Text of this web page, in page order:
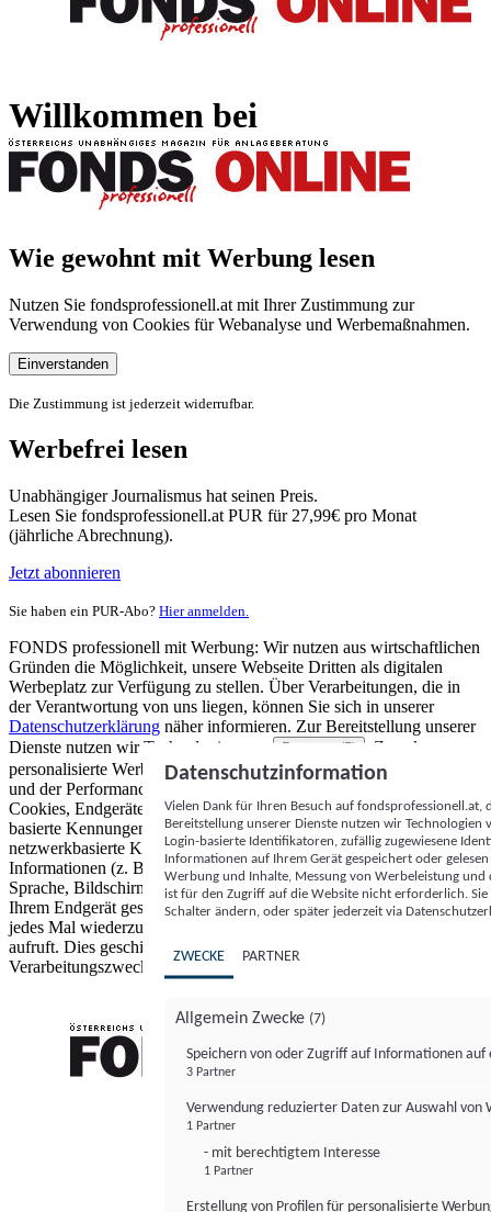
Willkommen bei
Wie gewohnt mit Werbung lesen
Nutzen Sie fondsprofessionell.at mit Ihrer Zustimmung zur
Verwendung von Cookies für Webanalyse und Werbemaßnahmen.
Einverstanden
Die Zustimmung ist jederzeit widerrufbar.
Werbefrei lesen
Unabhängiger Journalismus hat seinen Preis.
Lesen Sie fondsprofessionell.at PUR für 27,99€ pro Monat
(jährliche Abrechnung).
Jetzt abonnieren
Sie haben ein PUR-Abo? Hier anmelden.
FONDS professionell mit Werbung: Wir nutzen aus wirtschaftlichen
Gründen die Möglichkeit, unsere Webseite Dritten als digitalen
Werbeplatz zur Verfügung zu stellen. Über Verarbeitungen, die in
der Verantwortung von uns liegen, können Sie sich in unserer
Datenschutzerklärung näher informieren. Zur Bereitstellung unserer
Dienste nutzen wir Technologien von
Partnern (5)
. Zwecke:
personalisierte Werbung und Inhalte, Messung von Werbeleistung
und der Performance von Inhalten sowie Zielgruppenforschung.
Cookies, Endgeräte- oder ähnliche Online-Kennungen (z. B. login-
basierte Kennungen, zufällig generierte Kennungen,
netzwerkbasierte Kennungen) können zusammen mit anderen
Informationen (z. B. Browsertyp und Browserinformationen,
Sprache, Bildschirmgröße, unterstützte Technologien usw.) auf
Ihrem Endgerät gespeichert oder von dort ausgelesen werden, um es
jedes Mal wiederzuerkennen, wenn es eine App oder einer Webseite
aufruft. Dies geschieht für einen oder mehrere der hier aufgeführten
Verarbeitungszwecke.
Datenschutzinformation
Vielen Dank für Ihren Besuch auf
Bereitstellung unserer Dienste nutzen wir Technologien
Login-basierte Identifikatoren, zufällig zugewiesene
Informationen auf Ihrem Gerät gespeichert oder
Werbung und Inhalte, Messung von Werbeleistung
ist für den Zugriff auf die Website nicht erforderlich.
Schalter ändern, oder später jederzeit via
ZWECKE PARTNER
Allgemein Zwecke (7)
Speichern von oder Zugriff auf Informationen auf
3 Partner
Verwendung reduzierter Daten zur Auswahl von
1 Partner
- mit berechtigtem Interesse
1 Partner
Erstellung von Profilen für personalisierte
FONDS professionell